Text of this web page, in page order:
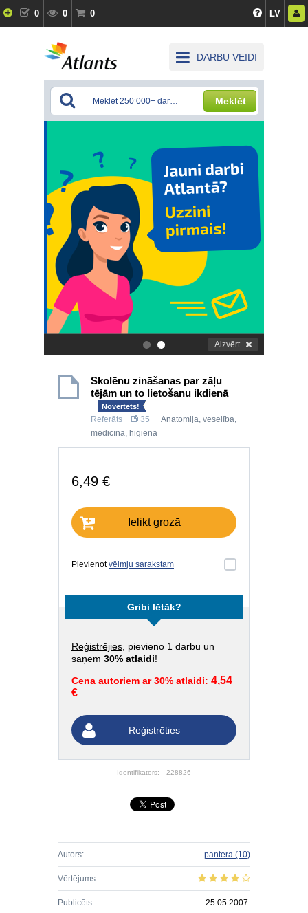
0 0 0 LV
DARBU VEIDI
Meklēt
. Aizvērt
Skolēnu zināšanas par zāļu
tējām un to lietošanu ikdienā
Novērtēts!
Referāts 35
Anatomija, veselība,
medicīna, higiēna
6,49 €
Ielikt grozā
Pievienotvēlmju sarakstam
Gribi lētāk?
Reģistrējies , pievieno 1 darbu un
saņem 30% atlaidi!
Cena autoriem ar 30% atlaidi: 4,54
€
Reģistrēties
Identifikators: 228826
Autors: pantera (10)
Vērtējums:
Publicēts: 25.05.2007.